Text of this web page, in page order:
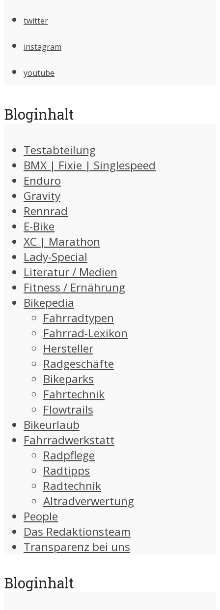
twitter
instagram
youtube
Bloginhalt
Testabteilung
BMX | Fixie | Singlespeed
Enduro
Gravity
Rennrad
E-Bike
XC | Marathon
Lady-Special
Literatur / Medien
Fitness / Ernährung
Bikepedia
Fahrradtypen
Fahrrad-Lexikon
Hersteller
Radgeschäfte
Bikeparks
Fahrtechnik
Flowtrails
Bikeurlaub
Fahrradwerkstatt
Radpflege
Radtipps
Radtechnik
Altradverwertung
People
Das Redaktionsteam
Transparenz bei uns
Bloginhalt